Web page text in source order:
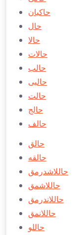
حاكیان
حال
حالا
حالات
حالب
حالبی
حالت
حالج
حالف
حالق
حالقه
حاللاشدرمق
حاللاشمق
حاللاندرمق
حاللانمق
حاللو